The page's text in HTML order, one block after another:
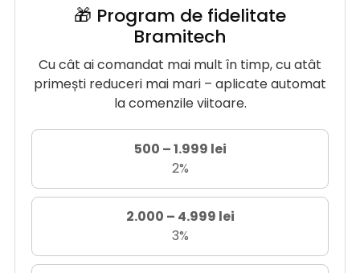
🎁 Program de fidelitate
Bramitech
Cu cât ai comandat mai mult în timp, cu atât
primești reduceri mai mari – aplicate automat
la comenzile viitoare.
500 – 1.999 lei
2%
2.000 – 4.999 lei
3%